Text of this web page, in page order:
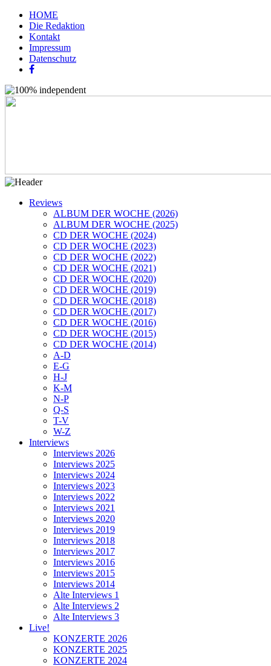
HOME
Die Redaktion
Kontakt
Impressum
Datenschutz
Reviews
ALBUM DER WOCHE (2026)
ALBUM DER WOCHE (2025)
CD DER WOCHE (2024)
CD DER WOCHE (2023)
CD DER WOCHE (2022)
CD DER WOCHE (2021)
CD DER WOCHE (2020)
CD DER WOCHE (2019)
CD DER WOCHE (2018)
CD DER WOCHE (2017)
CD DER WOCHE (2016)
CD DER WOCHE (2015)
CD DER WOCHE (2014)
A-D
E-G
H-J
K-M
N-P
Q-S
T-V
W-Z
Interviews
Interviews 2026
Interviews 2025
Interviews 2024
Interviews 2023
Interviews 2022
Interviews 2021
Interviews 2020
Interviews 2019
Interviews 2018
Interviews 2017
Interviews 2016
Interviews 2015
Interviews 2014
Alte Interviews 1
Alte Interviews 2
Alte Interviews 3
Live!
KONZERTE 2026
KONZERTE 2025
KONZERTE 2024